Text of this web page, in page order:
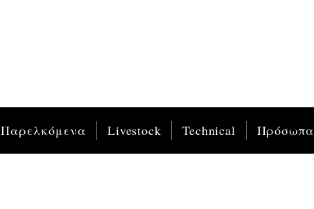
Παρελκόμενα Livestock Technical Πρόσωπα